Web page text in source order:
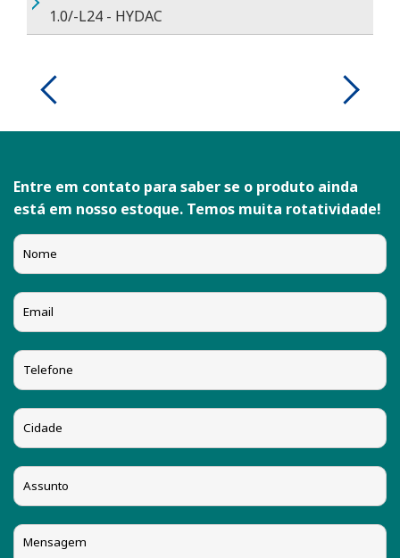
1.0/-L24 - HYDAC
Entre em contato para saber se o produto ainda
está em nosso estoque. Temos muita rotatividade!